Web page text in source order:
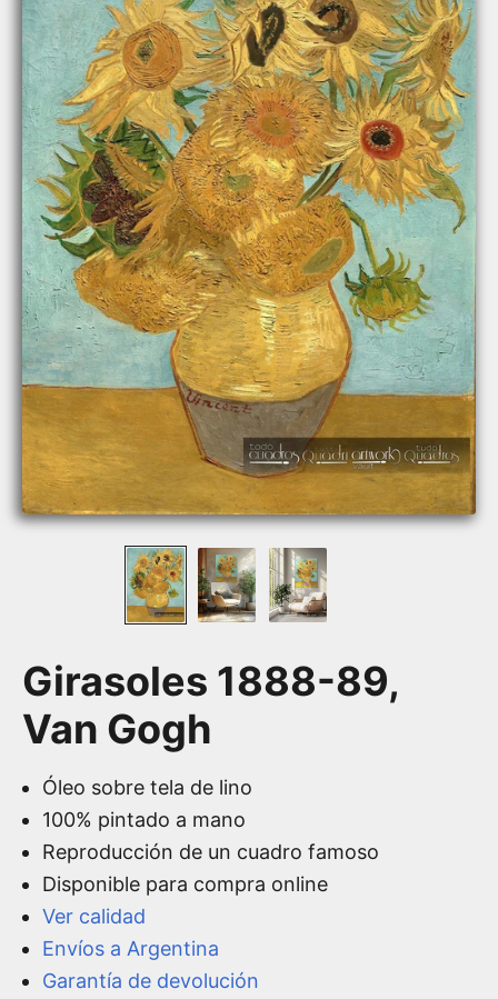
Girasoles 1888-89,
Van Gogh
Óleo sobre tela de lino
100% pintado a mano
Reproducción de un cuadro famoso
Disponible para compra online
Ver calidad
Envíos a Argentina
Garantía de devolución